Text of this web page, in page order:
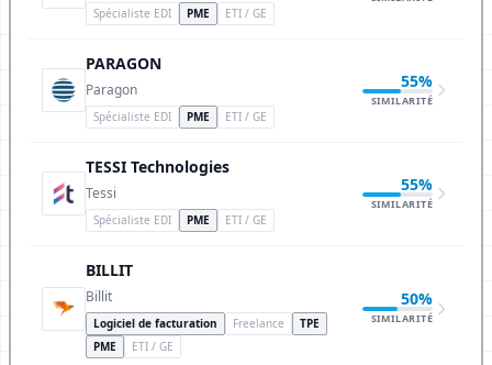
Spécialiste EDI PME ETI / GE
PARAGON
Paragon
Spécialiste EDI PME ETI / GE
55%
SIMILARITÉ
TESSI Technologies
Tessi
Spécialiste EDI PME ETI / GE
55%
SIMILARITÉ
BILLIT
Billit
Logiciel de facturation Freelance
TPE
PME
ETI / GE
50%
SIMILARITÉ